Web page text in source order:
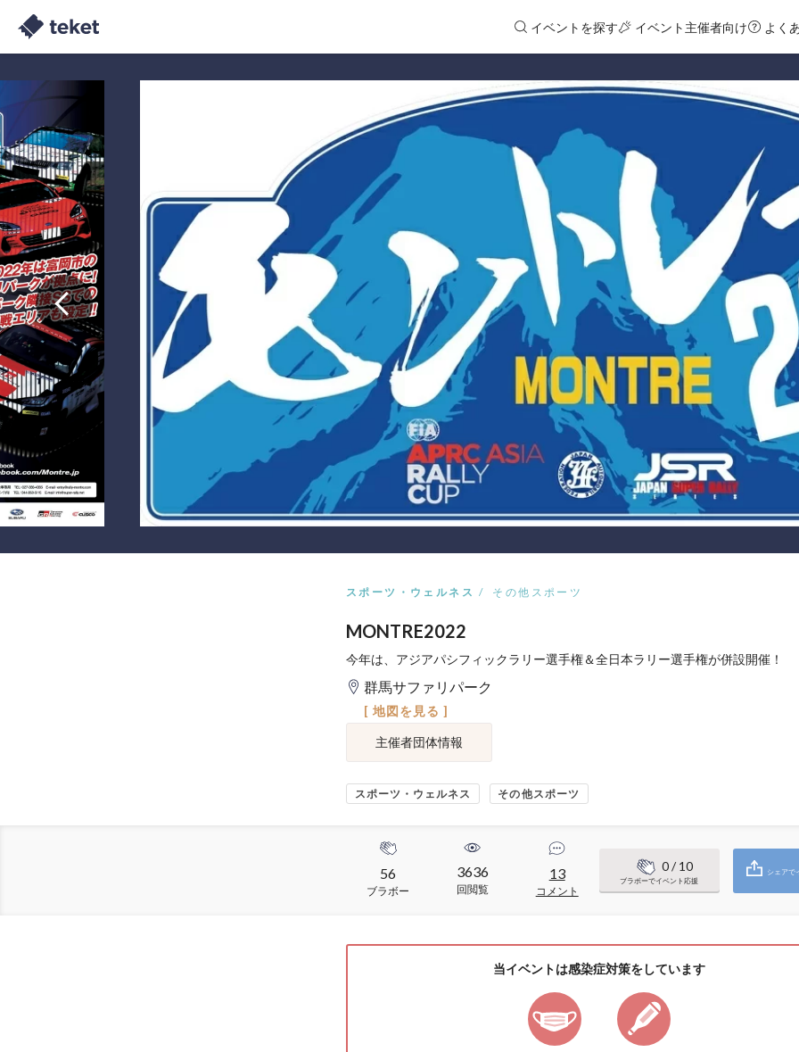
イベントを探す イベント主催者向け よく
スポーツ・ウェルネス その他スポーツ
MONTRE2022
今年は、アジアパシフィックラリー選手権＆全日本ラリー選手権が併設開催！
群馬サファリパーク
[ 地図を見る ]
主催者団体情報
スポーツ・ウェルネス その他スポーツ
56
ブラボー
3636
回閲覧
13
コメント
0/ 10
ブラボーでイベント応援
シェアで
当イベントは感染症対策をしています